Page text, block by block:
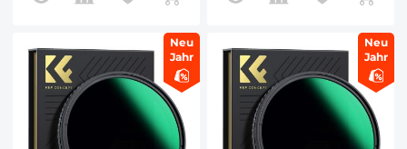
Neu
Jahr
Neu
Jahr